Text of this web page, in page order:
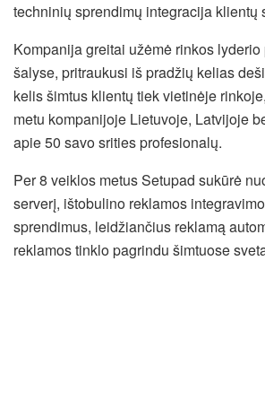
techninių sprendimų integracija klientų
Kompanija greitai užėmė rinkos
šalyse, pritraukusi iš pradžių kelias
kelis šimtus klientų tiek vietinėje
metu kompanijoje Lietuvoje, Latvijoje
apie 50 savo srities profesionalų.
Per 8 veiklos metus Setupad sukūrė
serverį, ištobulino reklamos
sprendimus, leidžiančius reklamą
reklamos tinklo pagrindu šimtuose